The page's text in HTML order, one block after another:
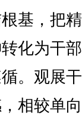
基，把
化为干
。观展
相较单